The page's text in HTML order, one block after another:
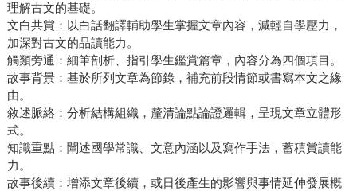
理解古文的基礎。
文白共賞：以白話翻譯輔助學生掌握文章內容，減輕自學壓力，
加深對古文的品讀能力。
觸類旁通：細筆剖析、指引學生鑑賞篇章，內容分為四個項目。
故事背景：基於所列文章為節錄，補充前段情節或書寫本文之緣
由。
敘述脈絡：分析結構組織，釐清論點論證邏輯，呈現文章立體形
式。
知識重點：闡述國學常識、文意內涵以及寫作手法，蓄積賞讀能
力。
故事後續：增添文章後續，或日後產生的影響與事情延伸發展概